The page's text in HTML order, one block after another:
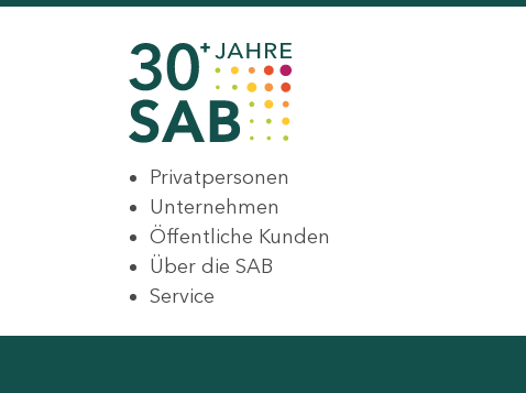
Privatpersonen
Unternehmen
Öffentliche Kunden
Über die SAB
Service